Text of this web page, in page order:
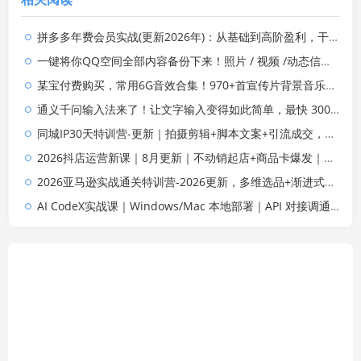
拼多多年费会员实战(更新2026年)：从基础到高阶盈利，干货拉满，帮你建立稳定盈利运营知识体系
一键将你QQ空间全部内容备份下来！照片 / 视频 /动态信息全存本地，Github最新开源项目 QzoneArchive
某宝付费购买，常用6G音效合集！970+首宣传片背景音乐，无版权可商用大气素材，分类清晰，高质量内容
通义千问输入法来了！让文字输入变得如此简单，最快 300 字/分，AI 自动润色，说话秒变工整文字
同城IP30天特训营-更新｜拍摄剪辑+脚本文案+引流成交，打爆本地流量提升门店业绩实操教学
2026抖店运营新课｜8月更新｜不动销起店+商品卡爆发｜达人玩法+店群批量复制｜轻松玩转抖音小店全域流量
2026亚马逊实战通关特训营-2026更新，多维选品+渐进式打法+AI应用，从0到1打造盈利店铺
AI CodeX实战课｜Windows/Mac 本地部署｜API 对接调通｜Skill 自制｜漫剧剪辑｜网站 VR 项目｜AI项目落地全教程